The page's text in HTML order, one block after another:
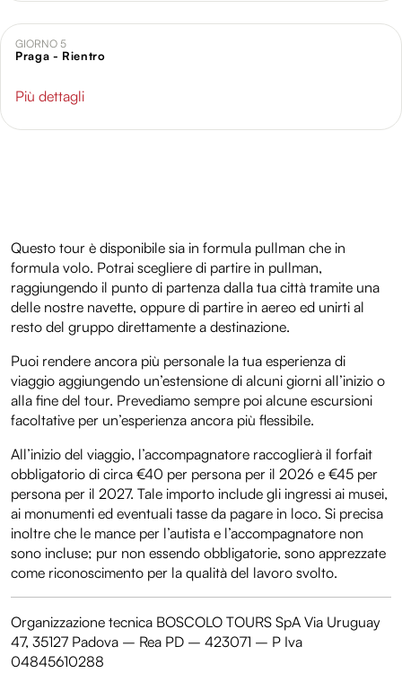
informazioni sul modo in cui utilizzi il nostro sito con i
nostri partner che si occupano di analisi dei dati web,
con altre informazioni che hai fornito loro o che hanno
GIORNO 5
Praga - Rientro
Più dettagli
Questo tour è disponibile sia in formula pullman che in
formula volo. Potrai scegliere di partire in pullman,
raggiungendo il punto di partenza dalla tua città tramite una
delle nostre navette, oppure di partire in aereo ed unirti al
resto del gruppo direttamente a destinazione.
Puoi rendere ancora più personale la tua esperienza di
viaggio aggiungendo un’estensione di alcuni giorni all’inizio o
alla fine del tour. Prevediamo sempre poi alcune escursioni
facoltative per un’esperienza ancora più flessibile.
All’inizio del viaggio, l’accompagnatore raccoglierà il forfait
obbligatorio di circa €40 per persona per il 2026 e €45 per
persona per il 2027. Tale importo include gli ingressi ai musei,
ai monumenti ed eventuali tasse da pagare in loco. Si precisa
inoltre che le mance per l’autista e l’accompagnatore non
sono incluse; pur non essendo obbligatorie, sono apprezzate
come riconoscimento per la qualità del lavoro svolto.
Organizzazione tecnica BOSCOLO TOURS SpA Via Uruguay
47, 35127 Padova – Rea PD – 423071 – P Iva
04845610288